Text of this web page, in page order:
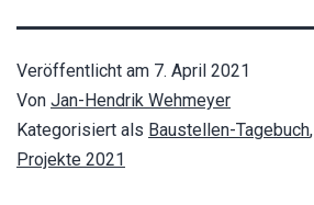
Veröffentlicht am 7. April 2021
Von Jan-Hendrik Wehmeyer
Kategorisiert als Baustellen-Tagebuch,
Projekte 2021